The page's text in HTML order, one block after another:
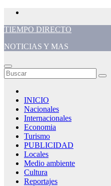
Saltar
contenido
TIEMPO DIRECTO
NOTICIAS Y MAS
INICIO
Nacionales
Internacionales
Economia
Turismo
PUBLICIDAD
Locales
Medio ambiente
Cultura
Reportajes